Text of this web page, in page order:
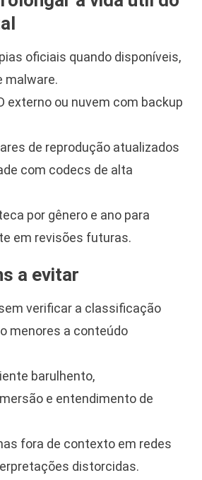
oficiais quando disponíveis,
malware.
externo ou nuvem com backup
de reprodução atualizados
com codecs de alta
por gênero e ano para
em revisões futuras.
a evitar
verificar a classificação
menores a conteúdo
barulhento,
e entendimento de
fora de contexto em redes
distorcidas.